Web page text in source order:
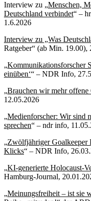
Interview zu „Menschen,
Deutschland verbindet“ –
1.6.2026
Interview zu „Was
Ratgeber“ (ab Min. 19.00),
„Kommunikationsforscher
einüben‘“ – NDR Info,
„Brauchen wir mehr offene
12.05.2026
„Medienforscher: Wir sind
sprechen“ – ndr info,
„Zwölfjähriger Goalkeeper
Klicks“ – NDR Info,
„KI-generierte Holocaust-
Hamburg-Journal,
„Meinungsfreiheit – ist sie